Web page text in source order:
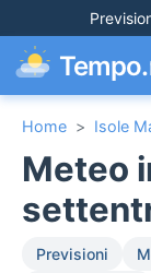
Tempo.
Home > Isole
Meteo
Previsioni